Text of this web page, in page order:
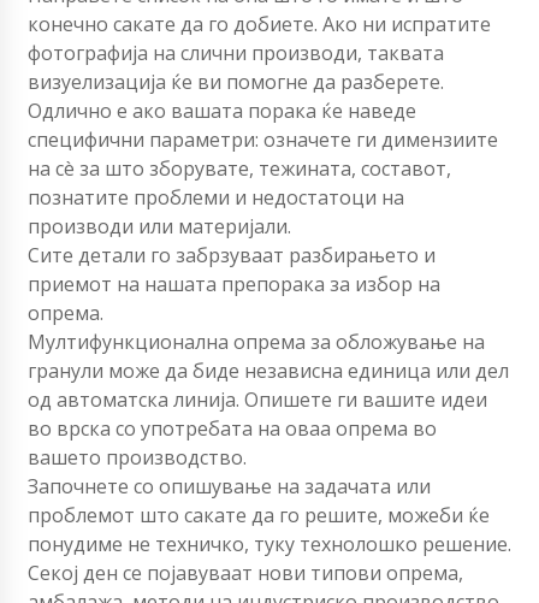
конечно сакате да го добиете. Ако ни испратите
фотографија на слични производи, таквата
визуелизација ќе ви помогне да разберете.
Одлично е ако вашата порака ќе наведе
специфични параметри: означете ги димензиите
на сè за што зборувате, тежината, составот,
познатите проблеми и недостатоци на
производи или материјали.
Сите детали го забрзуваат разбирањето и
приемот на нашата препорака за избор на
опрема.
Мултифункционална опрема за обложување на
гранули може да биде независна единица или дел
од автоматска линија. Опишете ги вашите идеи
во врска со употребата на оваа опрема во
вашето производство.
Започнете со опишување на задачата или
проблемот што сакате да го решите, можеби ќе
понудиме не техничко, туку технолошко решение.
Секој ден се појавуваат нови типови опрема,